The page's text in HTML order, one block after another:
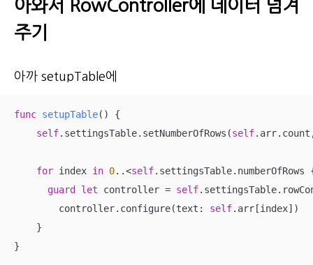
아와서 RowController에 데이터 넘겨
주기
아까 setupTable에
func setupTable()
{
self.settingsTable.setNumberOfRows(self
for index in 0..<self
guard
let controller = self
        controller.configure(text:
self.arr[index])
    }
}